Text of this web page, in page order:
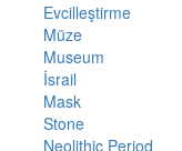
Evcilleştirme
Müze
Museum
İsrail
Mask
Stone
Neolithic Period